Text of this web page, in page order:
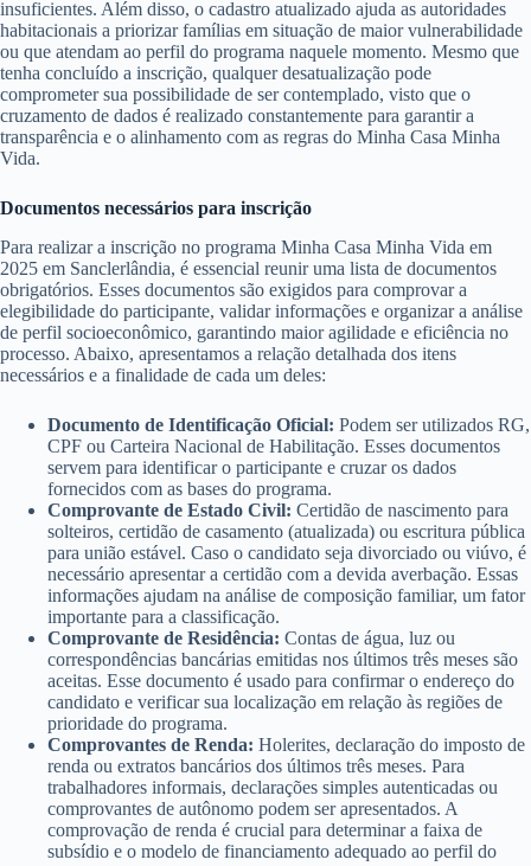
insuficientes. Além disso, o cadastro atualizado ajuda as autoridades
habitacionais a priorizar famílias em situação de maior vulnerabilidade
ou que atendam ao perfil do programa naquele momento. Mesmo que
tenha concluído a inscrição, qualquer desatualização pode
comprometer sua possibilidade de ser contemplado, visto que o
cruzamento de dados é realizado constantemente para garantir a
transparência e o alinhamento com as regras do Minha Casa Minha
Vida.
Documentos necessários para inscrição
Para realizar a inscrição no programa Minha Casa Minha Vida em
2025 em Sanclerlândia, é essencial reunir uma lista de documentos
obrigatórios. Esses documentos são exigidos para comprovar a
elegibilidade do participante, validar informações e organizar a análise
de perfil socioeconômico, garantindo maior agilidade e eficiência no
processo. Abaixo, apresentamos a relação detalhada dos itens
necessários e a finalidade de cada um deles:
Documento de Identificação Oficial: Podem ser utilizados RG,
CPF ou Carteira Nacional de Habilitação. Esses documentos
servem para identificar o participante e cruzar os dados
fornecidos com as bases do programa.
Comprovante de Estado Civil: Certidão de nascimento para
solteiros, certidão de casamento (atualizada) ou escritura pública
para união estável. Caso o candidato seja divorciado ou viúvo, é
necessário apresentar a certidão com a devida averbação. Essas
informações ajudam na análise de composição familiar, um fator
importante para a classificação.
Comprovante de Residência: Contas de água, luz ou
correspondências bancárias emitidas nos últimos três meses são
aceitas. Esse documento é usado para confirmar o endereço do
candidato e verificar sua localização em relação às regiões de
prioridade do programa.
Comprovantes de Renda: Holerites, declaração do imposto de
renda ou extratos bancários dos últimos três meses. Para
trabalhadores informais, declarações simples autenticadas ou
comprovantes de autônomo podem ser apresentados. A
comprovação de renda é crucial para determinar a faixa de
subsídio e o modelo de financiamento adequado ao perfil do